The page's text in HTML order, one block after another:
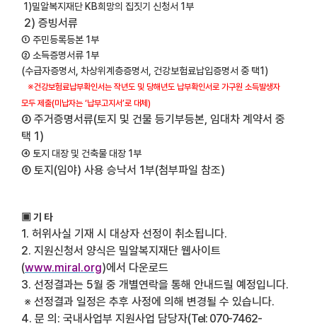
1)밀알복지재단 KB희망의 집짓기 신청서 1부
2) 증빙서류
① 주민등록등본 1부
② 소득증명서류 1부
(수급자증명서 차상위계층증명서 건강보험료납입증명서 중 택1)
※건강보험료납부확인서는 작년도 및 당해년도 납부확인서로 가구원 소득발생자
모두 제출(미납자는 ‘납부고지서’로 대체 )
③ 주거증명서류(토지 및 건물 등기부등본, 임대차 계약서 중
택 1)
④ 토지 대장 및 건축물 대장 1부
⑤ 토지 (임야) 사용 승낙서 1부(첨부파일 참조)
▣ 기 타
1. 허위사실 기재 시 대상자 선정이 취소됩니다.
2. 지원신청서 양식은 밀알복지재단 웹사이트
(www.miral.org)에서 다운로드
3. 선정결과는 5월 중 개별연락을 통해 안내드릴 예정입니다.
※ 선정결과 일정은 추후 사정에 의해 변경될 수 있습니다.
4. 문 의 : 국내사업부 지원사업 담당자(Tel: 070-7462-